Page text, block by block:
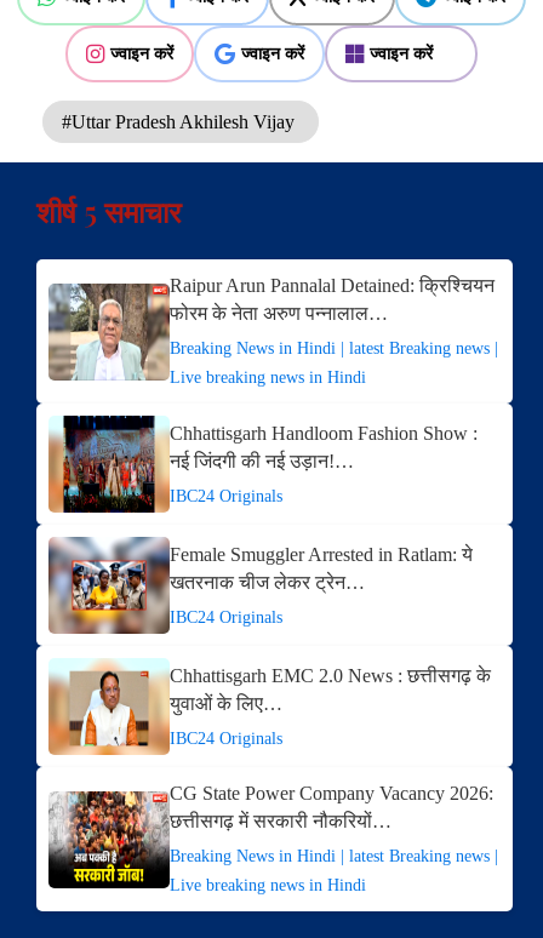
ज्वाइन करें ज्वाइन करें ज्वाइन करें
#Uttar Pradesh Akhilesh Vijay
शीर्ष 5 समाचार
Raipur Arun Pannalal Detained: क्रिश्चियन
फोरम के नेता अरुण पन्नालाल…
Breaking News in Hindi | latest Breaking news |
Live breaking news in Hindi
Chhattisgarh Handloom Fashion Show :
नई जिंदगी की नई उड़ान!…
IBC24 Originals
Female Smuggler Arrested in Ratlam: ये
खतरनाक चीज लेकर ट्रेन…
IBC24 Originals
Chhattisgarh EMC 2.0 News : छत्तीसगढ़ के
युवाओं के लिए…
IBC24 Originals
CG State Power Company Vacancy 2026:
छत्तीसगढ़ में सरकारी नौकरियों…
Breaking News in Hindi | latest Breaking news |
Live breaking news in Hindi